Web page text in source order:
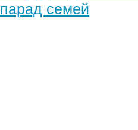
парад семей